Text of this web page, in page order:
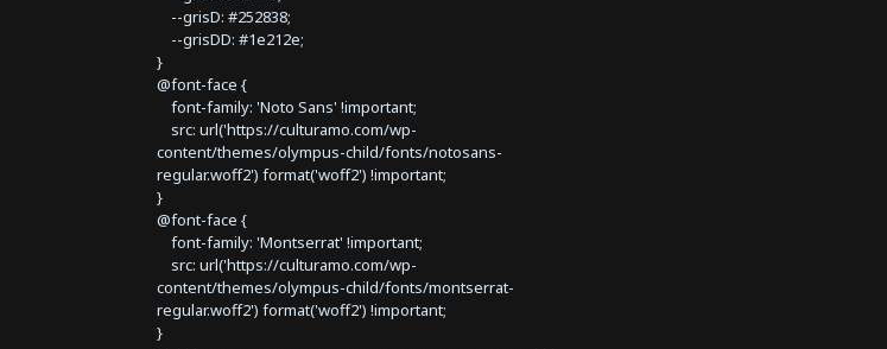
--grisD: #252838;
--grisDD: #1e212e;
}
@font-face {
font-family: 'Noto Sans' !important;
src: url('https://culturamo.com/wp-
content/themes/olympus-child/fonts/notosans-
regular.woff2') format('woff2') !important;
}
@font-face {
font-family: 'Montserrat' !important;
src: url('https://culturamo.com/wp-
content/themes/olympus-child/fonts/montserrat-
regular.woff2') format('woff2') !important;
}